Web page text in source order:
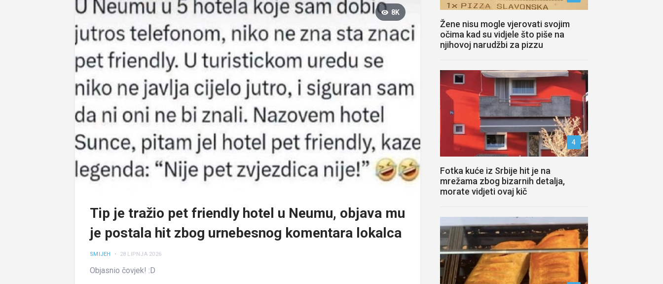
8K
Tip je tražio pet friendly hotel u Neumu, objava mu
je postala hit zbog urnebesnog komentara lokalca
SMIJEH • 28 LIPNJA 2026
Objasnio čovjek! :D
Žene nisu mogle vjerovati svojim
očima kad su vidjele što piše na
njihovoj narudžbi za pizzu
4
Fotka kuće iz Srbije hit je na
mrežama zbog bizarnih detalja,
morate vidjeti ovaj kič